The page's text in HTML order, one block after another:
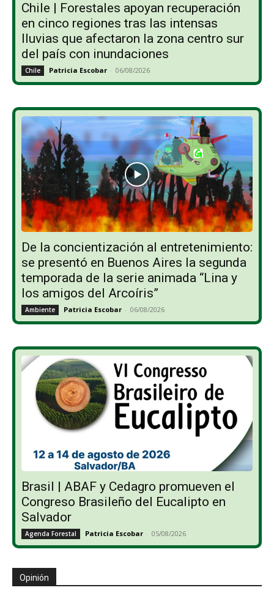
Chile | Forestales apoyan recuperación
en cinco regiones tras las intensas
lluvias que afectaron la zona centro sur
del país con inundaciones
Chile Patricia Escobar - 06/08/2026
De la concientización al entretenimiento:
se presentó en Buenos Aires la segunda
temporada de la serie animada “Lina y
los amigos del Arcoíris”
Ambiente Patricia Escobar - 06/08/2026
Brasil | ABAF y Cedagro promueven el
Congreso Brasileño del Eucalipto en
Salvador
Agenda Forestal Patricia Escobar - 05/08/2026
Opinión